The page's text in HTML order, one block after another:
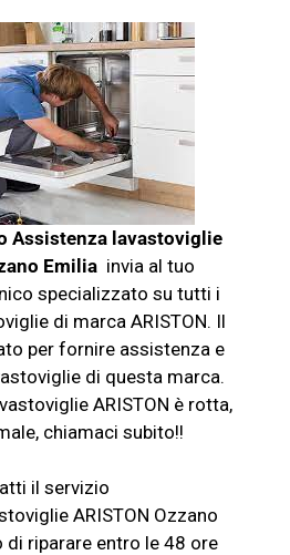
Assistenza lavastoviglie
Emilia invia al tuo
specializzato su tutti i
di marca ARISTON. Il
per fornire assistenza e
di questa marca.
ARISTON è rotta,
chiamaci subito!!
il servizio
ARISTON Ozzano
di riparare entro le 48 ore